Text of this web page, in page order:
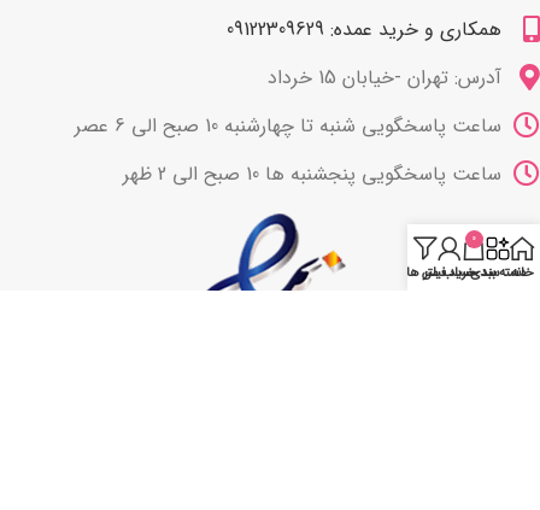
همکاری و خرید عمده: 09122309629
آدرس: تهران -خیابان 15 خرداد
ساعت پاسخگویی شنبه تا چهارشنبه 10 صبح الی 6 عصر
ساعت پاسخگویی پنجشنبه ها 10 صبح الی 2 ظهر
خانه
دسته بندی
0
سبد خرید
حساب من
فیلتر ها